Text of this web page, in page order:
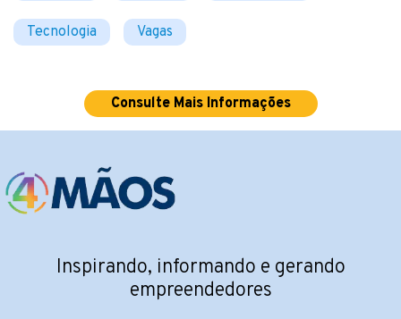
Tecnologia Vagas
Consulte Mais Informações
Inspirando, informando e gerando
empreendedores